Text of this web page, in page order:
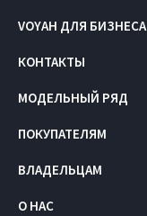
VOYAH ДЛЯ БИЗНЕСА
КОНТАКТЫ
МОДЕЛЬНЫЙ РЯД
ПОКУПАТЕЛЯМ
ВЛАДЕЛЬЦАМ
О НАС